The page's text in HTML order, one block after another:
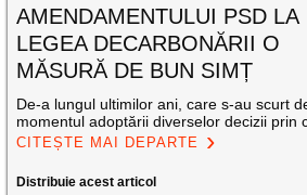
AMENDAMENTULUI PSD LA
LEGEA DECARBONĂRII O
MĂSURĂ DE BUN SIMȚ
De-a lungul ultimilor ani, care s-au scurt
momentul adoptării diverselor decizii prin
CITEȘTE MAI DEPARTE
Distribuie acest articol